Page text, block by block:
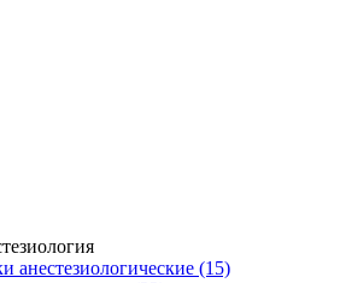
анестезиологические (15)